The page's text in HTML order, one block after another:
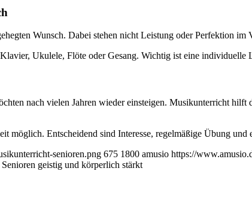
Wunsch. Dabei stehen nicht Leistung oder Perfektion
Ukulele, Flöte oder Gesang. Wichtig ist eine
nach vielen Jahren wieder einsteigen. Musikunterricht
möglich. Entscheidend sind Interesse, regelmäßige Übung
senioren.png 675 1800 amusio https://
geistig und körperlich stärkt